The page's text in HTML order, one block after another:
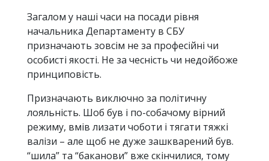
Загалом у наші часи на посади рівня
начальника Департаменту в СБУ
призначають зовсім не за професійні чи
особисті якості. Не за чесність чи недойбоже
принциповість.
Призначають виключно за політичну
лояльність. Шоб був і по-собачому вірний
режиму, вмів лизати чоботи і тягати тяжкі
валізи – але щоб не дуже зашкварений був.
“шила” та “баканови” вже скінчилися, тому